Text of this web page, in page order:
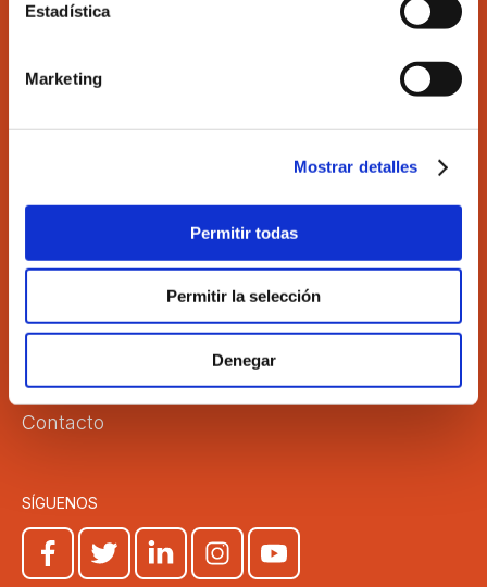
Estadística
Marketing
Mostrar detalles
Permitir todas
Permitir la selección
Denegar
Ilustre Colegio de Economistas de Valencia
C/Martí 4 -3ª 46005 Valencia
El Colegio
Formación
Comisiones
Empleo
Transparencia
Club COEV
Noticias
Contacto
SÍGUENOS